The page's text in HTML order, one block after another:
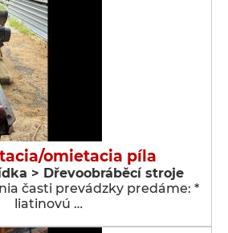
omietacia píla
> Dřevoobráběcí stroje
časti prevádzky predáme: *
liatinovú …